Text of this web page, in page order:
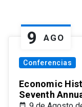
9 AGO
Conferencias
Economic
Seventh